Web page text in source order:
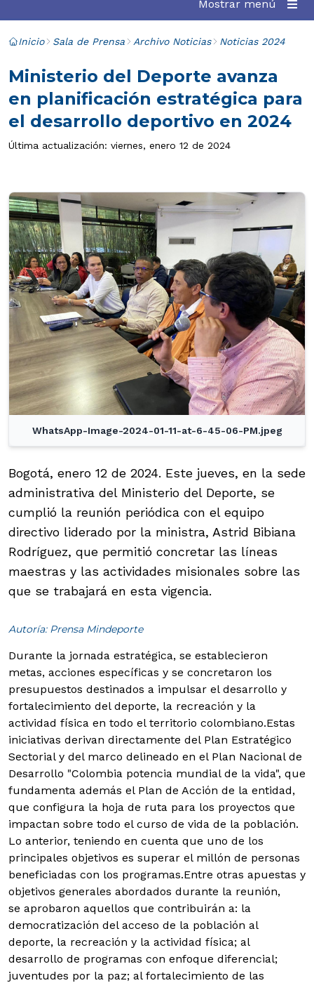
Mostrar menú
Inicio Sala de Prensa Archivo Noticias Noticias 2024
Ministerio del Deporte avanza
en planificación estratégica para
el desarrollo deportivo en 2024
Última actualización: viernes, enero 12 de 2024
WhatsApp-Image-2024-01-11-at-6-45-06-PM.jpeg
Bogotá, enero 12 de 2024. Este jueves, en la sede
administrativa del Ministerio del Deporte, se
cumplió la reunión periódica con el equipo
directivo liderado por la ministra, Astrid Bibiana
Rodríguez, que permitió concretar las líneas
maestras y las actividades misionales sobre las
que se trabajará en esta vigencia.
Autoría: Prensa Mindeporte
Durante la jornada estratégica, se establecieron
metas, acciones específicas y se concretaron los
presupuestos destinados a impulsar el desarrollo y
fortalecimiento del deporte, la recreación y la
actividad física en todo el territorio colombiano.Estas
iniciativas derivan directamente del Plan Estratégico
Sectorial y del marco delineado en el Plan Nacional de
Desarrollo "Colombia potencia mundial de la vida", que
fundamenta además el Plan de Acción de la entidad,
que configura la hoja de ruta para los proyectos que
impactan sobre todo el curso de vida de la población.
Lo anterior, teniendo en cuenta que uno de los
principales objetivos es superar el millón de personas
beneficiadas con los programas.Entre otras apuestas y
objetivos generales abordados durante la reunión,
se aprobaron aquellos que contribuirán a: la
democratización del acceso de la población al
deporte, la recreación y la actividad física; al
desarrollo de programas con enfoque diferencial;
juventudes por la paz; al fortalecimiento de las